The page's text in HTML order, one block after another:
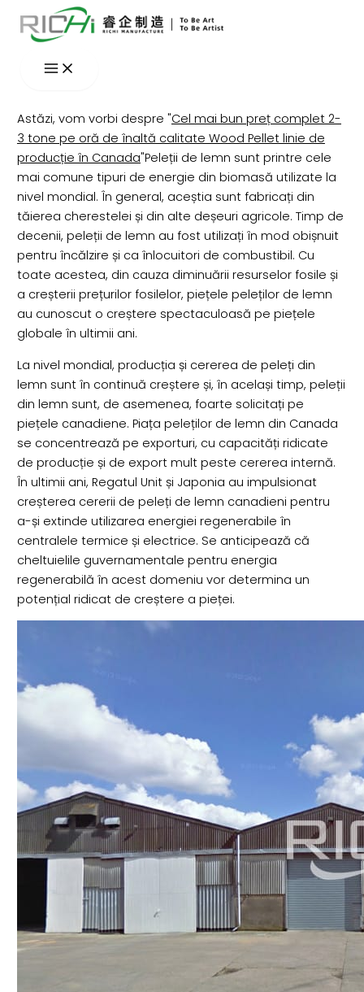
Skip
Astăzi, vom vorbi despre "Cel mai bun preț complet 2-
3 tone pe oră de înaltă calitate Wood Pellet linie de
producție în Canada"Peleții de lemn sunt printre cele
mai comune tipuri de energie din biomasă utilizate la
nivel mondial. În general, aceștia sunt fabricați din
tăierea cherestelei și din alte deșeuri agricole. Timp de
decenii, peleții de lemn au fost utilizați în mod obișnuit
pentru încălzire și ca înlocuitori de combustibil. Cu
toate acestea, din cauza diminuării resurselor fosile și
a creșterii prețurilor fosilelor, piețele peleților de lemn
au cunoscut o creștere spectaculoasă pe piețele
globale în ultimii ani.
La nivel mondial, producția și cererea de peleți din
lemn sunt în continuă creștere și, în același timp, peleții
din lemn sunt, de asemenea, foarte solicitați pe
piețele canadiene. Piața peleților de lemn din Canada
se concentrează pe exporturi, cu capacități ridicate
de producție și de export mult peste cererea internă.
În ultimii ani, Regatul Unit și Japonia au impulsionat
creșterea cererii de peleți de lemn canadieni pentru
a-și extinde utilizarea energiei regenerabile în
centralele termice și electrice. Se anticipează că
cheltuielile guvernamentale pentru energia
regenerabilă în acest domeniu vor determina un
potențial ridicat de creștere a pieței.